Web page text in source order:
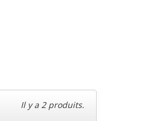
Il y a 2 produits.